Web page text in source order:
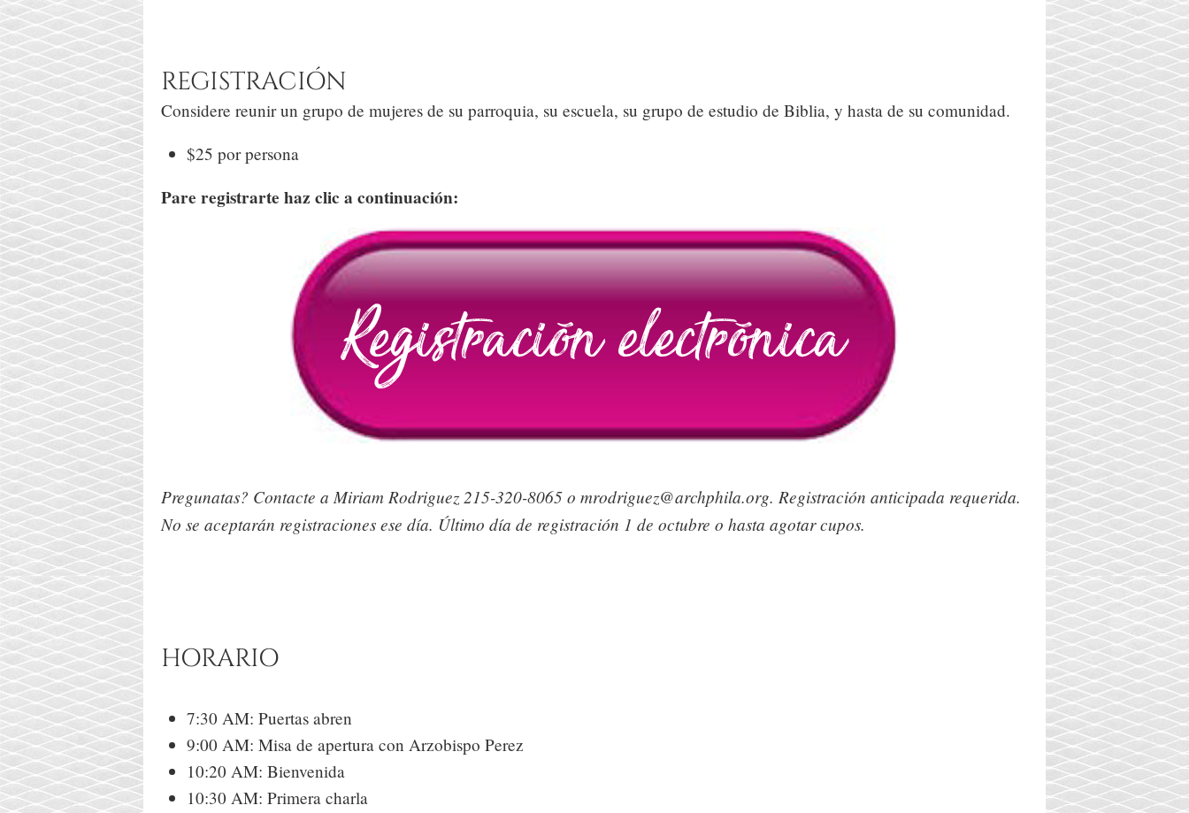
REGISTRACIÓN
Considere reunir un grupo de mujeres de su parroquia, su escuela, su grupo de estudio de Biblia, y hasta de su comunidad.
$25 por persona
Pare registrarte haz clic a continuación:
Pregunatas? Contacte a Miriam Rodriguez 215-320-8065 o mrodriguez@archphila.org. Registración anticipada requerida.
No se aceptarán registraciones ese día. Último día de registración 1 de octubre o hasta agotar cupos.
HORARIO
7:30 AM: Puertas abren
9:00 AM: Misa de apertura con Arzobispo Perez
10:20 AM: Bienvenida
10:30 AM: Primera charla